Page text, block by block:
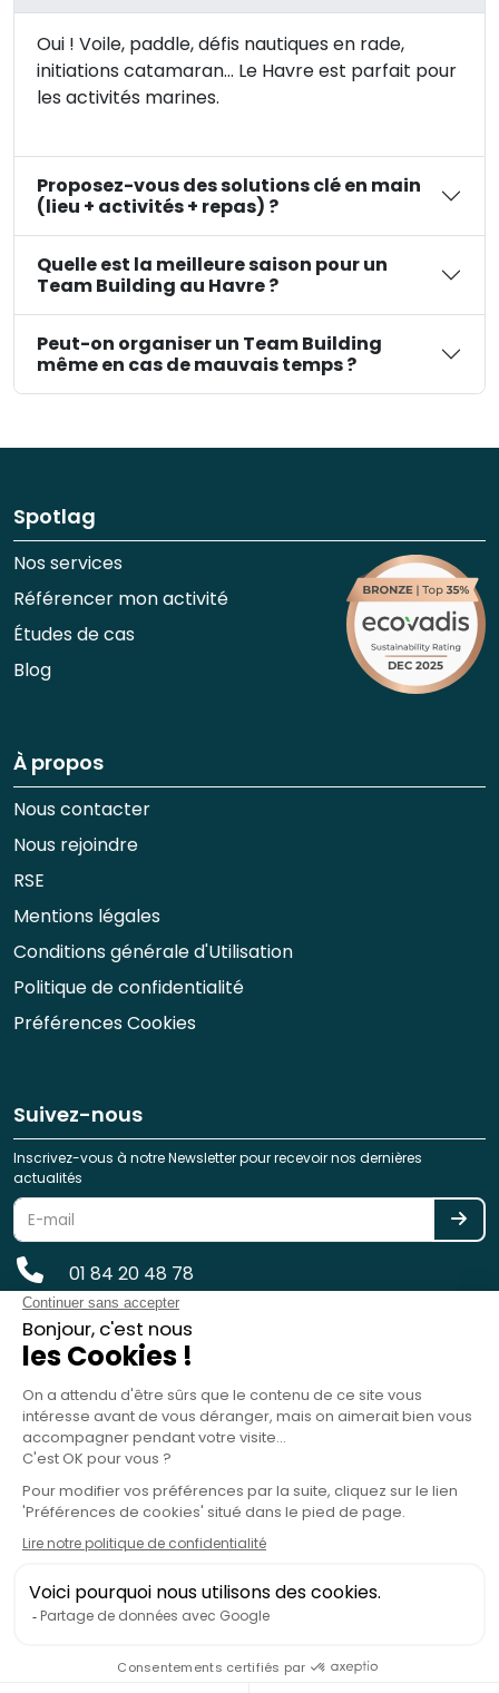
Oui ! Voile, paddle, défis nautiques en rade,
initiations catamaran… Le Havre est parfait pour
les activités marines.
Proposez-vous des solutions clé en main
(lieu + activités + repas) ?
Quelle est la meilleure saison pour un
Team Building au Havre ?
Peut-on organiser un Team Building
même en cas de mauvais temps ?
Spotlag
Nos services
Référencer mon activité
Études de cas
Blog
À propos
Nous contacter
Nous rejoindre
RSE
Mentions légales
Conditions générale d'Utilisation
Politique de confidentialité
Préférences Cookies
Suivez-nous
Inscrivez-vous à notre Newsletter pour recevoir nos dernières
actualités
01 84 20 48 78
reservation@spotlag.com
Voyages et de Séjours - ATOUT France - sous le n° IM075220031 -
rue d'Astorg, 75008 Paris, France - RC Professionnelle : HISCOX SA, 38
avenue de l'Opéra, 75002 Paris, France
copyright 2019 - 2026 - Spotlag.com